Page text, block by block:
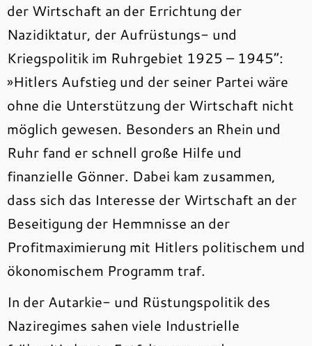
der Wirtschaft an der Errichtung der
Nazidiktatur, der Aufrüstungs- und
Kriegspolitik im Ruhrgebiet 1925 – 1945“:
»Hitlers Aufstieg und der seiner Partei wäre
ohne die Unterstützung der Wirtschaft nicht
möglich gewesen. Besonders an Rhein und
Ruhr fand er schnell große Hilfe und
finanzielle Gönner. Dabei kam zusammen,
dass sich das Interesse der Wirtschaft an der
Beseitigung der Hemmnisse an der
Profitmaximierung mit Hitlers politischem und
ökonomischem Programm traf.
In der Autarkie- und Rüstungspolitik des
Naziregimes sahen viele Industrielle